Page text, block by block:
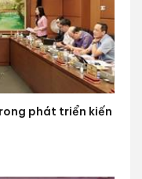
phát triển kiến